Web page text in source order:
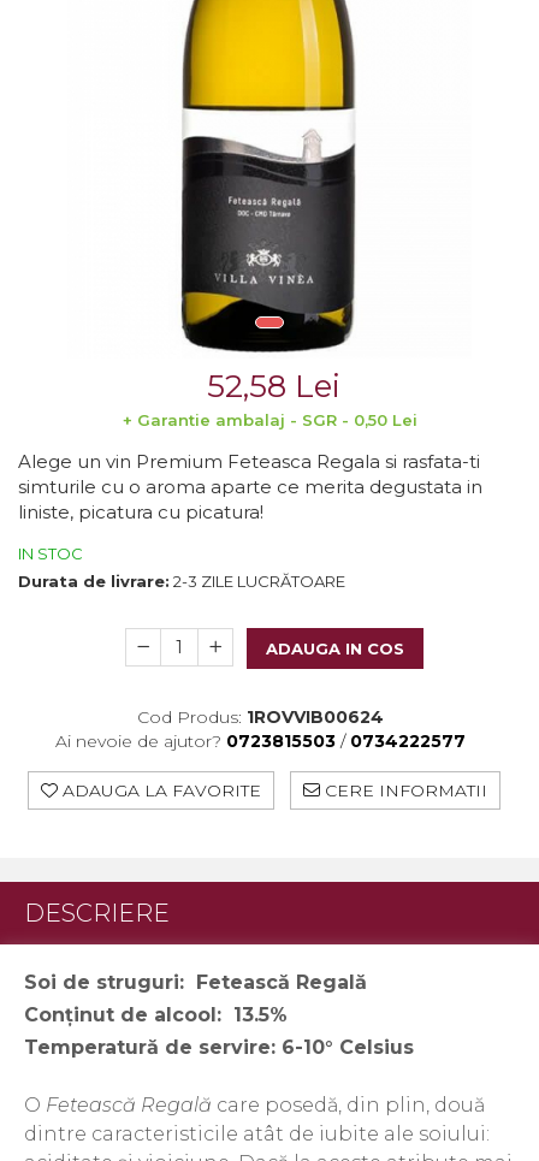
Crama GRAMMA
Domeniile La MIGDALI
GRAMOFON Wine
Domeniul BOGDAN
Crama ARAMIC
Crama CORCOVA
Crama PURCARI
Crama HERMEZIU
Grup FRESCOBALDI
VINUL Bikers For Humanity
Vinuri SPANIA
Domeniile Prince MATEI
Domeniile SÂMBUREȘTI
FAUTOR Winery
PRIMUL
Domeniile PANCIU
The ICONIC Estate
Crama Petro VASELO
52,58 Lei
+ Garantie ambalaj - SGR - 0,50 Lei
Alege un vin Premium Feteasca Regala si rasfata-ti
simturile cu o aroma aparte ce merita degustata in
liniste, picatura cu picatura!
IN STOC
Durata de livrare: 2-3 ZILE LUCRĂTOARE
ADAUGA IN COS
Cod Produs: 1ROVVIB00624
Ai nevoie de ajutor? 0723815503 / 0734222577
ADAUGA LA FAVORITE CERE INFORMATII
DESCRIERE
Soi de struguri: Fetească Regală
Conținut de alcool: 13.5%
Temperatură de servire: 6-10° Celsius
O Fetească Regală care posedă, din plin, două
dintre caracteristicile atât de iubite ale soiului: